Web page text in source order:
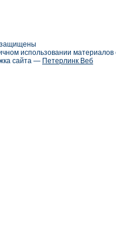
защищены
использовании
сайта — Петерлинк Веб